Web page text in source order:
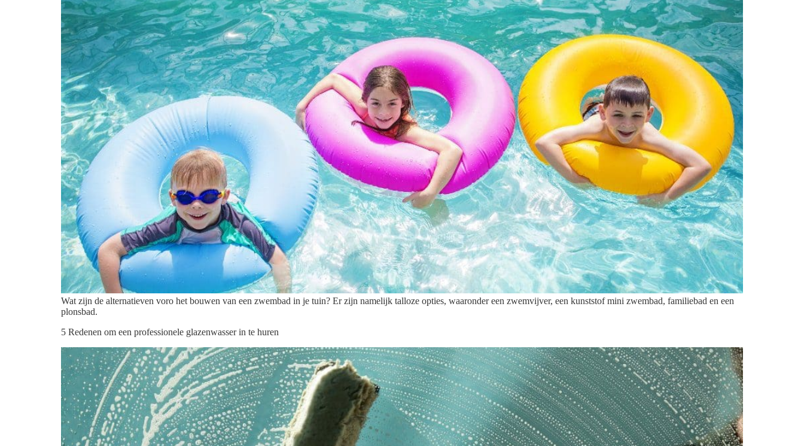
Wat zijn de alternatieven voro het bouwen van een zwembad in je tuin? Er zijn namelijk talloze opties, waaronder een zwemvijver, een kunststof mini zwembad, familiebad en een
plonsbad.
5 Redenen om een professionele glazenwasser in te huren